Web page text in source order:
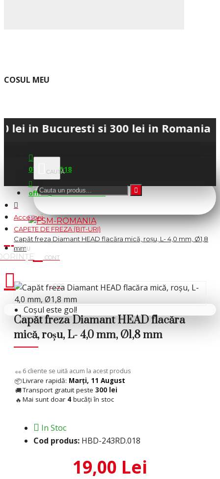
COSUL MEU
si 300 lei in Romania • 💳
0745.677.518
office@fsm-romania.ro
Cosul tau
Coșul este gol!
Accesorii
CAPETE DE FREZA (BIT-URI)
Capăt freza Diamant HEAD flacăra mică, roșu, L- 4,0 mm, Ø1,8
mm
Capăt freza Diamant HEAD flacăra
mică, roșu, L- 4,0 mm, Ø1,8 mm
👀 11cliente se uită acum la acest produs
📦Livrare rapidă: Marți, 11 August
🚚Transport gratuit peste 300 lei
🔥 Mai sunt doar 4 bucăți în stoc
In Stoc
Cod produs: HBD-243RD.018
19,00 Lei